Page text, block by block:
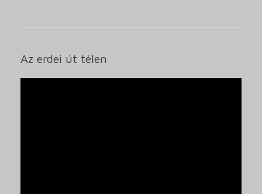
Az erdei út télen